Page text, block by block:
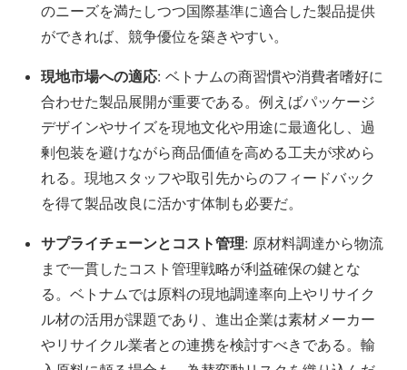
のニーズを満たしつつ国際基準に適合した製品提供
ができれば、競争優位を築きやすい。
現地市場への適応: ベトナムの商習慣や消費者嗜好に
合わせた製品展開が重要である。例えばパッケージ
デザインやサイズを現地文化や用途に最適化し、過
剰包装を避けながら商品価値を高める工夫が求めら
れる。現地スタッフや取引先からのフィードバック
を得て製品改良に活かす体制も必要だ。
サプライチェーンとコスト管理: 原材料調達から物流
まで一貫したコスト管理戦略が利益確保の鍵とな
る。ベトナムでは原料の現地調達率向上やリサイク
ル材の活用が課題であり​、進出企業は素材メーカー
やリサイクル業者との連携を検討すべきである。輸